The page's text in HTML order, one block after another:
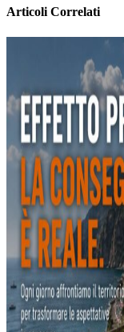
Articoli Correlati